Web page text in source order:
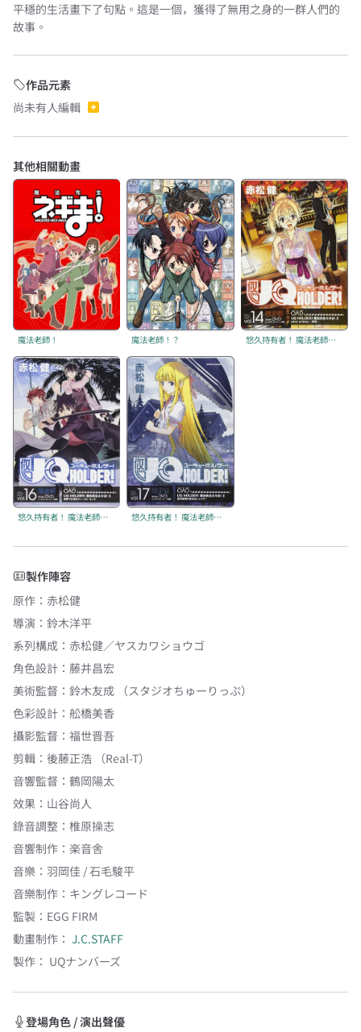
平穩的生活畫下了句點。這是一個，獲得了無用之身的一群人們的
故事。
作品元素
尚未有人編輯
其他相關動畫
魔法老師！ 魔法老師！？ 悠久持有者！ 魔法老師！2 「amor primus 〜初戀〜」
悠久持有者！ 魔法老師！2 「剎那永恆的初吻」 悠久持有者！ 魔法老師！2 「夏凜前輩不可告人的祕密♥」
製作陣容
原作 ： 赤松健
導演 ： 鈴木洋平
系列構成 ： 赤松健／ヤスカワショウゴ
角色設計 ： 藤井昌宏
美術監督 ： 鈴木友成 （スタジオちゅーりっぷ）
色彩設計 ： 舩橋美香
攝影監督 ： 福世晋吾
剪輯 ： 後藤正浩 （Real-T）
音響監督 ： 鶴岡陽太
效果 ： 山谷尚人
錄音調整 ： 椎原操志
音響制作 ： 楽音舎
音樂 ： 羽岡佳 / 石毛駿平
音樂制作 ： キングレコード
監製 ： EGG FIRM
動畫制作： J.C.STAFF
製作： UQナンバーズ
登場角色 / 演出聲優